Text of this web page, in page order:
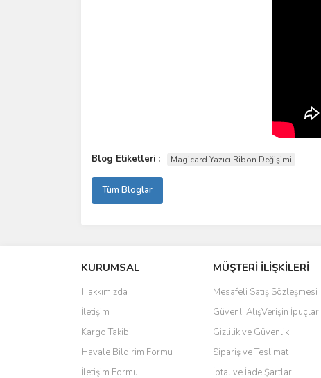
Blog Etiketleri : Magicard Yazıcı Ribon Değişimi
Tüm Bloglar
KURUMSAL
Hakkımızda
İletişim
Kargo Takibi
Havale Bildirim Formu
İletişim Formu
MÜŞTERİ İLİŞKİLERİ
Mesafeli Satış Sözleşmesi
Güvenli AlışVerişin İpuçları
Gizlilik ve Güvenlik
Sipariş ve Teslimat
İptal ve İade Şartları